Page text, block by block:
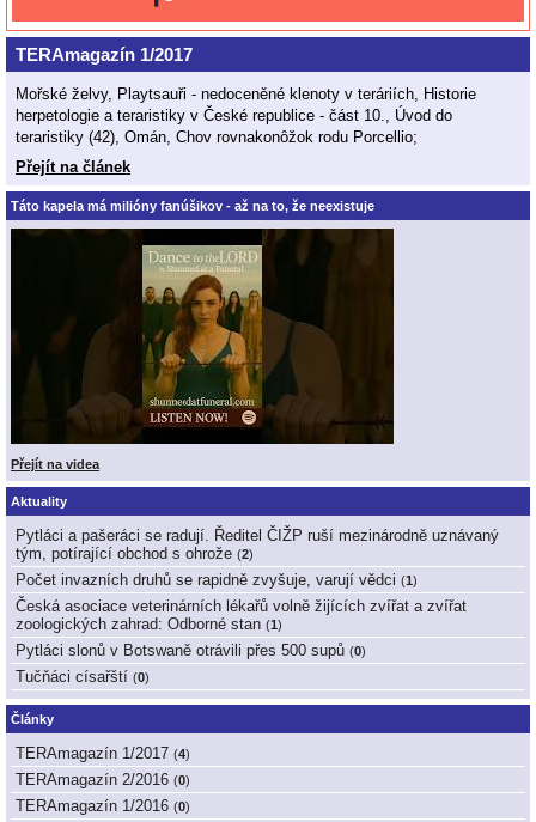
TERAmagazín 1/2017
Mořské želvy, Playtsauři - nedoceněné klenoty v teráriích, Historie
herpetologie a teraristiky v České republice - část 10., Úvod do
teraristiky (42), Omán, Chov rovnakonôžok rodu Porcellio;
Přejít na článek
Táto kapela má milióny fanúšikov - až na to, že neexistuje
Přejít na videa
Aktuality
Pytláci a pašeráci se radují. Ředitel ČIŽP ruší mezinárodně uznávaný
tým, potírající obchod s ohrože (2)
Počet invazních druhů se rapidně zvyšuje, varují vědci (1 )
Česká asociace veterinárních lékařů volně žijících zvířat a zvířat
zoologických zahrad: Odborné stan (1 )
Pytláci slonů v Botswaně otrávili přes 500 supů (0)
Tučňáci císařští (0)
Články
TERAmagazín 1/2017 (4)
TERAmagazín 2/2016 (0)
TERAmagazín 1/2016 (0)